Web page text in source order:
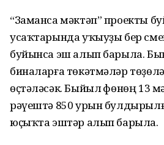
“Заманса мәктәп” проекты
усаҡтарында уҡыуҙы бер
буйынса эш алып барыла.
биналарға төкәтмәләр
өҫтәләсәк. Быйыл Өфөнөң 13
рәүештә 850 урын
юҫыҡта эштәр алып барыла.